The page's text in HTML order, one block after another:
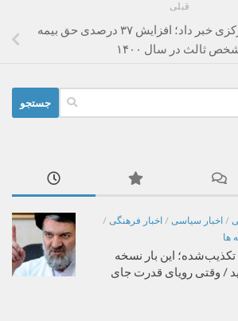
قبلی
رییس کل بیمه مرکزی خبر داد؛ افزایش ۳۷ درصدی حق بیمه
ثالث در سال ۱۴۰۰
/ اخبار سیاسی / اخبار فرهنگی /
ها
این بار نسخه
/ وقتی رویای قدرت جای